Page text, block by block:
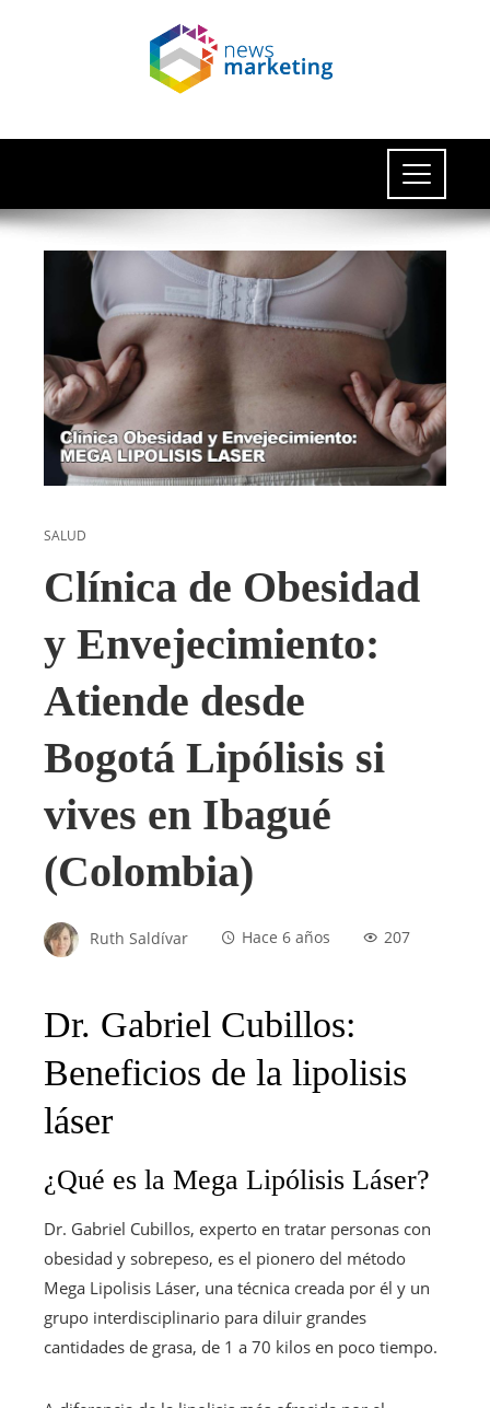
SALUD
Clínica de Obesidad
y Envejecimiento:
Atiende desde
Bogotá Lipólisis si
vives en Ibagué
(Colombia)
Ruth Saldívar Hace 6 años 207
Dr. Gabriel Cubillos:
Beneficios de la lipolisis
láser
¿Qué es la Mega Lipólisis Láser?
Dr. Gabriel Cubillos, experto en tratar personas con
obesidad y sobrepeso, es el pionero del método
Mega Lipolisis Láser, una técnica creada por él y un
grupo interdisciplinario para diluir grandes
cantidades de grasa, de 1 a 70 kilos en poco tiempo.